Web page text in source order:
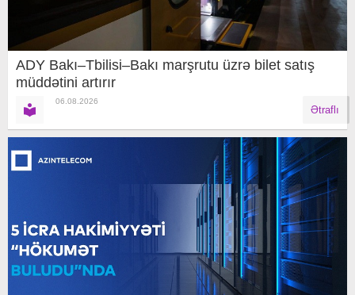
ADY Bakı–Tbilisi–Bakı marşrutu üzrə bilet satış
müddətini artırır
06.08.2026
Ətraflı